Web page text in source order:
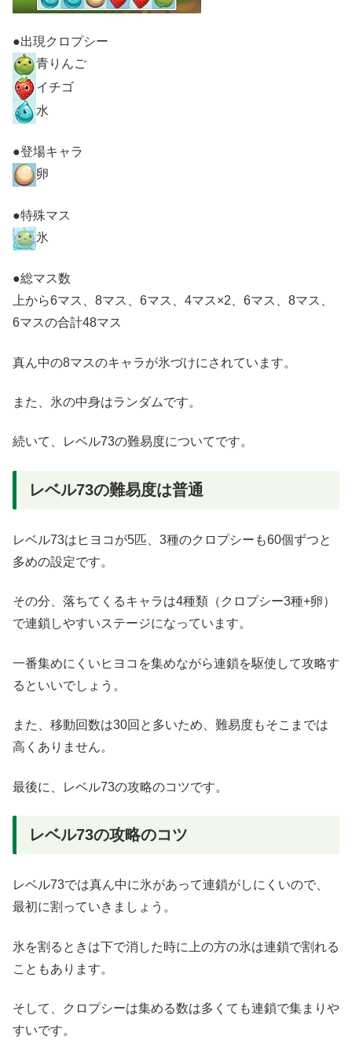
●出現クロプシー
青りんご
イチゴ
水
●登場キャラ
卵
●特殊マス
氷
●総マス数
上から6マス、8マス、6マス、4マス×2、6マス、8マス、
6マスの合計48マス
真ん中の8マスのキャラが氷づけにされています。
また、氷の中身はランダムです。
続いて、レベル73の難易度についてです。
レベル73の難易度は普通
レベル73はヒヨコが5匹、3種のクロプシーも60個ずつと
多めの設定です。
その分、落ちてくるキャラは4種類（クロプシー3種+卵）
で連鎖しやすいステージになっています。
一番集めにくいヒヨコを集めながら連鎖を駆使して攻略す
るといいでしょう。
また、移動回数は30回と多いため、難易度もそこまでは
高くありません。
最後に、レベル73の攻略のコツです。
レベル73の攻略のコツ
レベル73では真ん中に氷があって連鎖がしにくいので、
最初に割っていきましょう。
氷を割るときは下で消した時に上の方の氷は連鎖で割れる
こともあります。
そして、クロプシーは集める数は多くても連鎖で集まりや
すいです。